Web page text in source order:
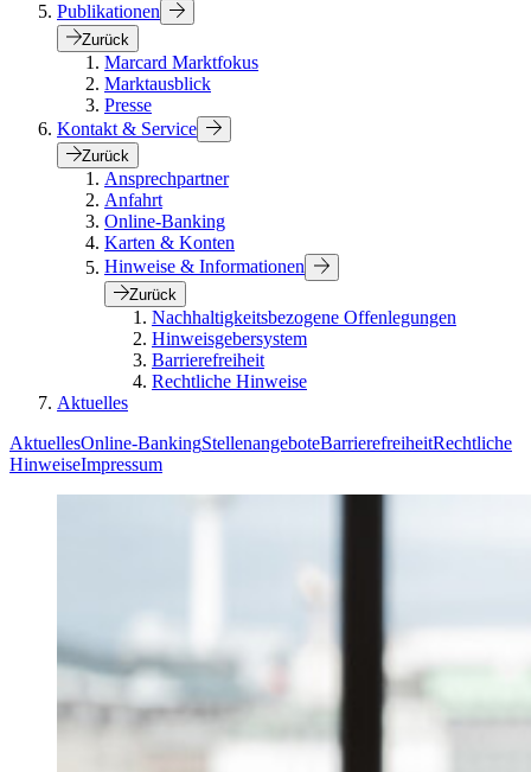
Publikationen
Zurück
Marcard Marktfokus
Marktausblick
Presse
Kontakt & Service
Zurück
Ansprechpartner
Anfahrt
Online-Banking
Karten & Konten
Hinweise & Informationen
Zurück
Nachhaltigkeitsbezogene Offenlegungen
Hinweisgebersystem
Barrierefreiheit
Rechtliche Hinweise
Aktuelles
AktuellesOnline-BankingStellenangeboteBarrierefreiheitRechtliche
HinweiseImpressum